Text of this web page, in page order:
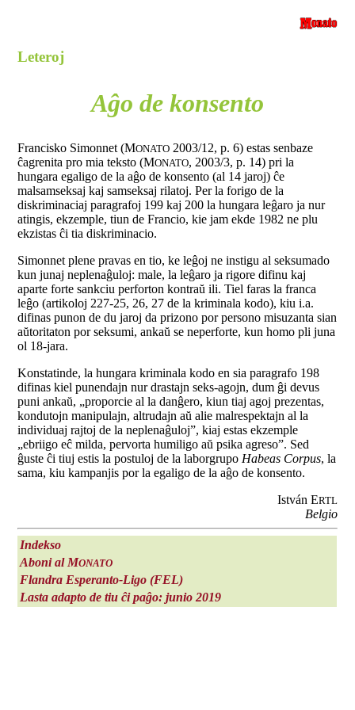
Leteroj
Aĝo de konsento
Francisko Simonnet (MONATO 2003/12, p. 6) estas senbaze
ĉagrenita pro mia teksto (MONATO, 2003/3, p. 14) pri la
hungara egaligo de la aĝo de konsento (al 14 jaroj) ĉe
malsamseksaj kaj samseksaj rilatoj. Per la forigo de la
diskriminaciaj paragrafoj 199 kaj 200 la hungara leĝaro ja nur
atingis, ekzemple, tiun de Francio, kie jam ekde 1982 ne plu
ekzistas ĉi tia diskriminacio.
Simonnet plene pravas en tio, ke leĝoj ne instigu al seksumado
kun junaj neplenaĝuloj: male, la leĝaro ja rigore difinu kaj
aparte forte sankciu perforton kontraŭ ili. Tiel faras la franca
leĝo (artikoloj 227-25, 26, 27 de la kriminala kodo), kiu i.a.
difinas punon de du jaroj da prizono por persono misuzanta sian
aŭtoritaton por seksumi, ankaŭ se neperforte, kun homo pli juna
ol 18-jara.
Konstatinde, la hungara kriminala kodo en sia paragrafo 198
difinas kiel punendajn nur drastajn seks-agojn, dum ĝi devus
puni ankaŭ, „proporcie al la danĝero, kiun tiaj agoj prezentas,
kondutojn manipulajn, altrudajn aŭ alie malrespektajn al la
individuaj rajtoj de la neplenaĝuloj”, kiaj estas ekzemple
„ebriigo eĉ milda, pervorta humiligo aŭ psika agreso”. Sed
ĝuste ĉi tiuj estis la postuloj de la laborgrupoHabeas Corpus, la
sama, kiu kampanjis por la egaligo de la aĝo de konsento.
István ERTL
Belgio
Indekso
Aboni al MONATO
Flandra Esperanto-Ligo (FEL)
Lasta adapto de tiu ĉi paĝo: junio 2019